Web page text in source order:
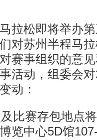
松即将举办第
对苏州半程马
赛事组织的意
活动，组委会
动：
赛存包地点将
览中心5D馆